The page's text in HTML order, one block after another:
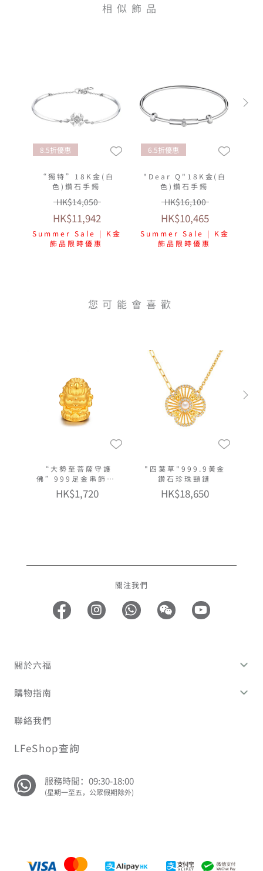
相似飾品
8.5折優惠
“獨特”18K金(白
色)鑽石手鐲
HK$14,050
HK$11,942
Summer Sale | K金
飾品限時優惠
6.5折優惠
"Dear Q"18K金(白
色)鑽石手鐲
HK$16,100
HK$10,465
Summer Sale | K金
飾品限時優惠
您可能會喜歡
“大勢至菩薩守護
佛”999足金串飾連
手繩
HK$1,720
"四葉草"999.9黃金
鑽石珍珠頸鏈
HK$18,650
關注我們
關於六福
購物指南
聯絡我們
LFeShop查詢
服務時間：09:30-18:00
(星期一至五，公眾假期除外)